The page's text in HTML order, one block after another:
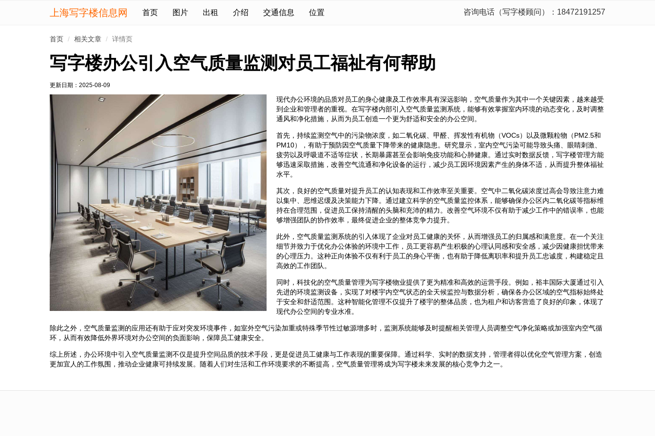
上海写字楼信息网 首页 图片 出租 介绍 交通信息 位置 咨询电话（写字楼顾问）：18472191257
首页 相关文章 详情页
写字楼办公引入空气质量监测对员工福祉有何帮助
更新日期： 2025-08-09
现代办公环境的品质对员工的身心健康及工作效率具有深远影响，空气质量作为其中一个关键因素，越来越受
到企业和管理者的重视。在写字楼内部引入空气质量监测系统，能够有效掌握室内环境的动态变化，及时调整
通风和净化措施，从而为员工创造一个更为舒适和安全的办公空间。
首先，持续监测空气中的污染物浓度，如二氧化碳、甲醛、挥发性有机物（VOCs）以及微颗粒物（PM2.5和
PM10），有助于预防因空气质量下降带来的健康隐患。研究显示，室内空气污染可能导致头痛、眼睛刺激、
疲劳以及呼吸道不适等症状，长期暴露甚至会影响免疫功能和心肺健康。通过实时数据反馈，写字楼管理方能
够迅速采取措施，改善空气流通和净化设备的运行，减少员工因环境因素产生的身体不适，从而提升整体福祉
水平。
其次，良好的空气质量对提升员工的认知表现和工作效率至关重要。空气中二氧化碳浓度过高会导致注意力难
以集中、思维迟缓及决策能力下降。通过建立科学的空气质量监控体系，能够确保办公区内二氧化碳等指标维
持在合理范围，促进员工保持清醒的头脑和充沛的精力。改善空气环境不仅有助于减少工作中的错误率，也能
够增强团队的协作效率，最终促进企业的整体竞争力提升。
此外，空气质量监测系统的引入体现了企业对员工健康的关怀，从而增强员工的归属感和满意度。在一个关注
细节并致力于优化办公体验的环境中工作，员工更容易产生积极的心理认同感和安全感，减少因健康担忧带来
的心理压力。这种正向体验不仅有利于员工的身心平衡，也有助于降低离职率和提升员工忠诚度，构建稳定且
高效的工作团队。
同时，科技化的空气质量管理为写字楼物业提供了更为精准和高效的运营手段。例如，裕丰国际大厦通过引入
先进的环境监测设备，实现了对楼宇内空气状态的全天候监控与数据分析，确保各办公区域的空气指标始终处
于安全和舒适范围。这种智能化管理不仅提升了楼宇的整体品质，也为租户和访客营造了良好的印象，体现了
现代办公空间的专业水准。
除此之外，空气质量监测的应用还有助于应对突发环境事件，如室外空气污染加重或特殊季节性过敏源增多时，监测系统能够及时提醒相关管理人员调整空气净化策略或加强室内空气循
环，从而有效降低外界环境对办公空间的负面影响，保障员工健康安全。
综上所述，办公环境中引入空气质量监测不仅是提升空间品质的技术手段，更是促进员工健康与工作表现的重要保障。通过科学、实时的数据支持，管理者得以优化空气管理方案，创造
更加宜人的工作氛围，推动企业健康可持续发展。随着人们对生活和工作环境要求的不断提高，空气质量管理将成为写字楼未来发展的核心竞争力之一。